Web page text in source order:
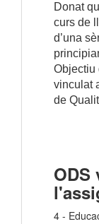
Donat
curs de
d’una
Objectiu
vinculat
de
ODS
4 -